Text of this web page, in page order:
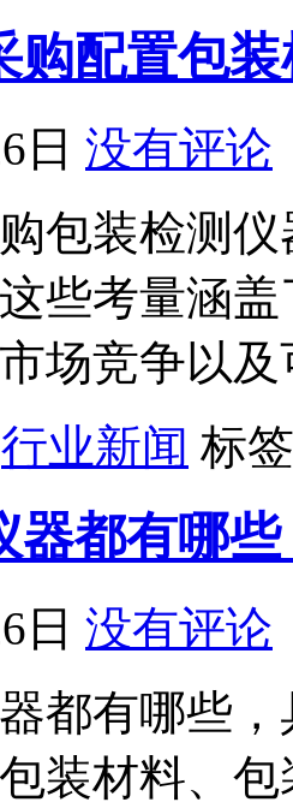
购配置包
日 没有评论
包装检测
些考量涵
场竞争以
行业新闻 标
器都有哪
日 没有评论
都有哪些
装材料、